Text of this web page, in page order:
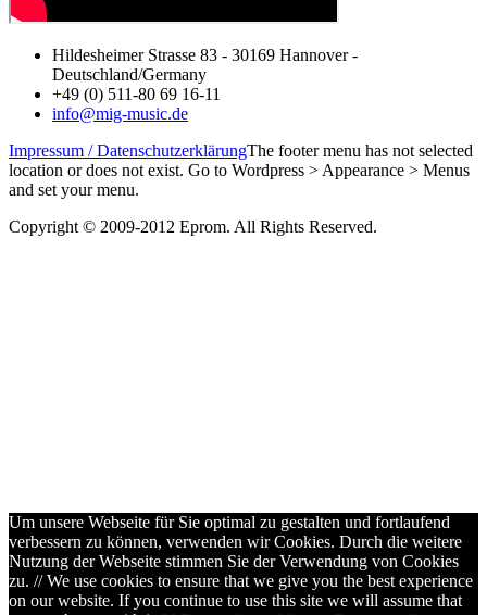
Hildesheimer Strasse 83 - 30169 Hannover -
Deutschland/Germany
+49 (0) 511-80 69 16-11
info@mig-music.de
Impressum / DatenschutzerklärungThe footer menu has not selected
location or does not exist. Go to Wordpress > Appearance > Menus
and set your menu.
Copyright © 2009-2012 Eprom. All Rights Reserved.
Um unsere Webseite für Sie optimal zu gestalten und fortlaufend
verbessern zu können, verwenden wir Cookies. Durch die weitere
Nutzung der Webseite stimmen Sie der Verwendung von Cookies
zu. // We use cookies to ensure that we give you the best experience
on our website. If you continue to use this site we will assume that